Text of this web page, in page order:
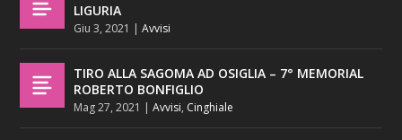
LIGURIA
Giu 3, 2021 |Avvisi
TIRO ALLA SAGOMA AD OSIGLIA – 7° MEMORIAL
ROBERTO BONFIGLIO
Mag 27, 2021 |Avvisi, Cinghiale